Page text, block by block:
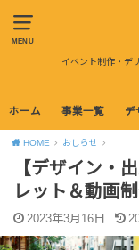
MENU
イベント制作・デ
ホーム 事業一覧 デ
HOME おしらせ
【デザイン・
レット＆動画
2023年3月16日